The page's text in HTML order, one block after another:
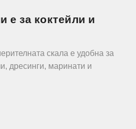
е за коктейли и
скала е удобна за
дресинги, маринати и